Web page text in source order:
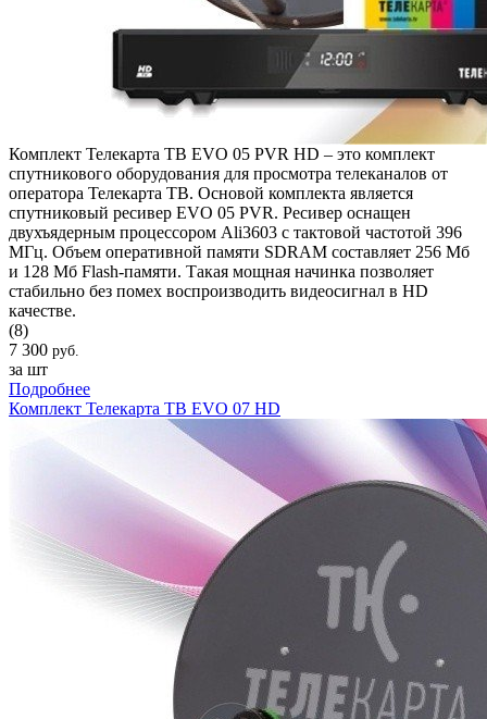
Комплект Телекарта ТВ EVO 05 PVR HD – это комплект
спутникового оборудования для просмотра телеканалов от
оператора Телекарта ТВ. Основой комплекта является
спутниковый ресивер EVO 05 PVR. Ресивер оснащен
двухъядерным процессором Ali3603 с тактовой частотой 396
МГц. Объем оперативной памяти SDRAM составляет 256 Мб
и 128 Мб Flash-памяти. Такая мощная начинка позволяет
стабильно без помех воспроизводить видеосигнал в HD
качестве.
(8)
7 300 руб.
за шт
Подробнее
Комплект Телекарта ТВ EVO 07 HD